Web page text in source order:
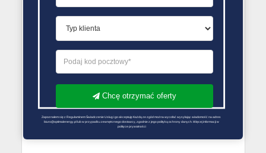
Chcę otrzymać oferty
Zapoznałem się z Regulaminem Świadczenie Usług i go akceptuję Każdą ze zgód można wycofać wysyłając wiadomość na adres
biuro@optimalenergy.pl lub w przypadku zewnętrznego dostawcy, zgodnie z jego polityką ochrony danych. Więcej informacji w
polityce prywatności